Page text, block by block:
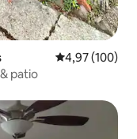
4,97 (100)
patio